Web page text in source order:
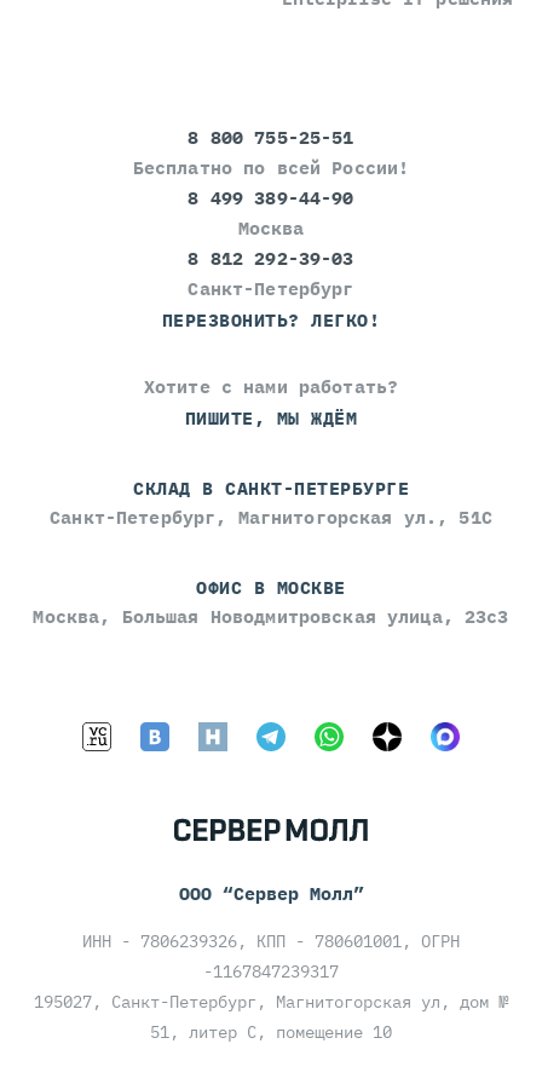
8 800 755-25-51
Бесплатно по всей России!
8 499 389-44-90
Москва
8 812 292-39-03
Санкт-Петербург
ПЕРЕЗВОНИТЬ? ЛЕГКО!
Хотите с нами работать?
ПИШИТЕ, МЫ ЖДЁМ
СКЛАД В САНКТ-ПЕТЕРБУРГЕ
Санкт-Петербург, Магнитогорская ул., 51С
ОФИС В МОСКВЕ
Москва, Большая Новодмитровская улица, 23с3
ООО “Сервер Молл”
ИНН - 7806239326, КПП - 780601001, ОГРН
-1167847239317
195027, Санкт-Петербург, Магнитогорская ул, дом №
51, литер С, помещение 10